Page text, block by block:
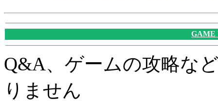
GAME
Q&A、ゲームの攻略な
りません